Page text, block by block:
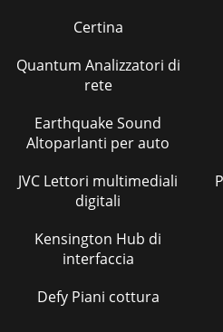
Certina
Quantum Analizzatori di
rete
Earthquake Sound
Altoparlanti per auto
JVC Lettori multimediali
digitali
Kensington Hub di
interfaccia
Defy Piani cottura